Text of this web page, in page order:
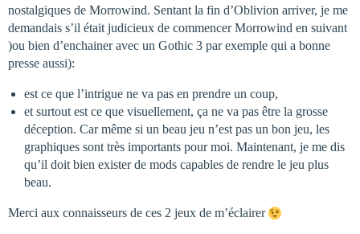
nostalgiques de Morrowind. Sentant la fin d’Oblivion arriver, je me
demandais s’il était judicieux de commencer Morrowind en suivant
)ou bien d’enchainer avec un Gothic 3 par exemple qui a bonne
presse aussi):
est ce que l’intrigue ne va pas en prendre un coup,
et surtout est ce que visuellement, ça ne va pas être la grosse
déception. Car même si un beau jeu n’est pas un bon jeu, les
graphiques sont très importants pour moi. Maintenant, je me dis
qu’il doit bien exister de mods capables de rendre le jeu plus
beau.
Merci aux connaisseurs de ces 2 jeux de m’éclairer